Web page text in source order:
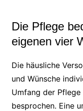
Die Pflege
eigenen vier
Die häusliche
und Wünsche
Umfang der
besprochen. Eine